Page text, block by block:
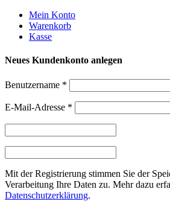
Weiter
zum
Inhalt
Mein Konto
Warenkorb
Kasse
Neues Kundenkonto anlegen
Benutzername *
E-Mail-Adresse *
Mit der Registrierung stimmen Sie der
Verarbeitung Ihre Daten zu. Mehr dazu
Datenschutzerklärung.